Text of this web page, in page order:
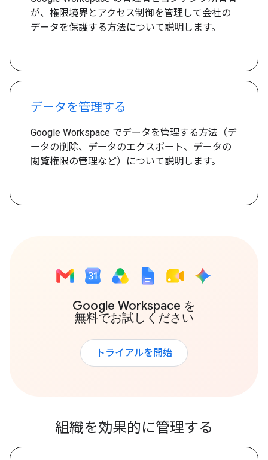
が、権限境界とアクセス制御を管理して会社の
データを保護する方法について説明します。
データを管理する
Google Workspace でデータを管理する方法（デ
ータの削除、データのエクスポート、データの
閲覧権限の管理など）について説明します。
Google Workspace を
無料でお試しください
トライアルを開始
組織を効果的に管理する